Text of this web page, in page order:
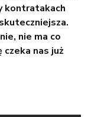
kontratakach
nie ma co
czeka nas już